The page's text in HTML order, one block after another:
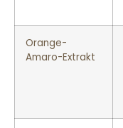
Orange-
Amaro-Extrakt